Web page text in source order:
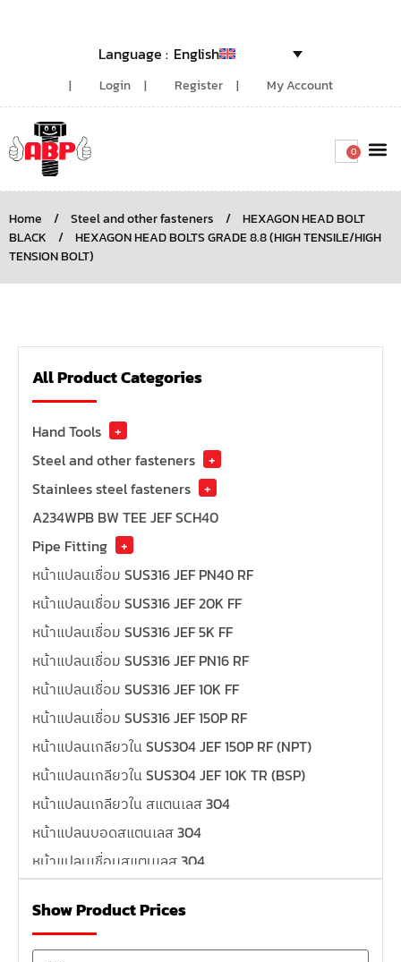
English
Login Register My Account
0
Home / Steel and other fasteners /
HEXAGON HEAD BOLT
BLACK
/
HEXAGON HEAD BOLTS GRADE 8.8 (HIGH TENSILE/HIGH
TENSION BOLT)
All Product Categories
Hand Tools
+
Steel and other fasteners
+
Stainlees steel fasteners
+
A234WPB BW TEE JEF SCH40
Pipe Fitting
+
หน้าแปลนเชื่อม SUS316 JEF PN40 RF
หน้าแปลนเชื่อม SUS316 JEF 20K FF
หน้าแปลนเชื่อม SUS316 JEF 5K FF
หน้าแปลนเชื่อม SUS316 JEF PN16 RF
หน้าแปลนเชื่อม SUS316 JEF 10K FF
หน้าแปลนเชื่อม SUS316 JEF 150P RF
หน้าแปลนเกลียวใน SUS304 JEF 150P RF (NPT)
หน้าแปลนเกลียวใน SUS304 JEF 10K TR (BSP)
หน้าแปลนเกลียวใน สแตนเลส 304
หน้าแปลนบอดสแตนเลส 304
หน้าแปลนเชื่อมสแตนเลส 304
หน้าแปลนเหล็กคอสูง
หน้าแปลนเชื่อมเหล็กสลิปออน
Show Product Prices